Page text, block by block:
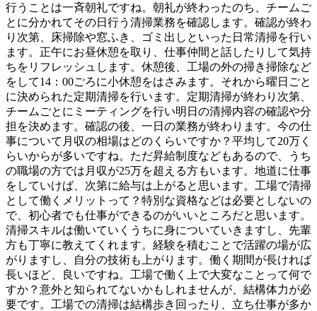
行うことは一斉朝礼ですね。朝礼が終わったのち、チームご
とに分かれてその日行う清掃業務を確認します。確認が終わ
り次第、床掃除や窓ふき、ゴミ出しといった日常清掃を行い
ます。正午にお昼休憩を取り、仕事仲間と話したりして気持
ちをリフレッシュします。休憩後、工場の外の掃き掃除など
をして14：00ごろに小休憩をはさみます。それから曜日ごと
に決められた定期清掃を行います。定期清掃が終わり次第、
チームごとにミーティングを行い明日の清掃内容の確認や分
担を決めます。確認の後、一日の業務が終わります。今の仕
事について月収の相場はどのくらいですか？平均して20万く
らいからが多いですね。ただ昇給制度などもあるので、うち
の職場の方では月収が25万を超える方もいます。地道に仕事
をしていけば、次第に給与は上がると思います。工場で清掃
として働くメリットって？特別な資格などは必要としないの
で、初心者でも仕事ができるのがいいところだと思います。
清掃スキルは働いていくうちに身についていきますし、先輩
方も丁寧に教えてくれます。経験を積むことで活躍の場が広
がりますし、自分の技術も上がります。働く期間が長ければ
長いほど、良いですね。工場で働く上で大変なことって何で
すか？意外と知られてないかもしれませんが、結構体力が必
要です。工場での清掃は結構歩き回ったり、立ち仕事が多か